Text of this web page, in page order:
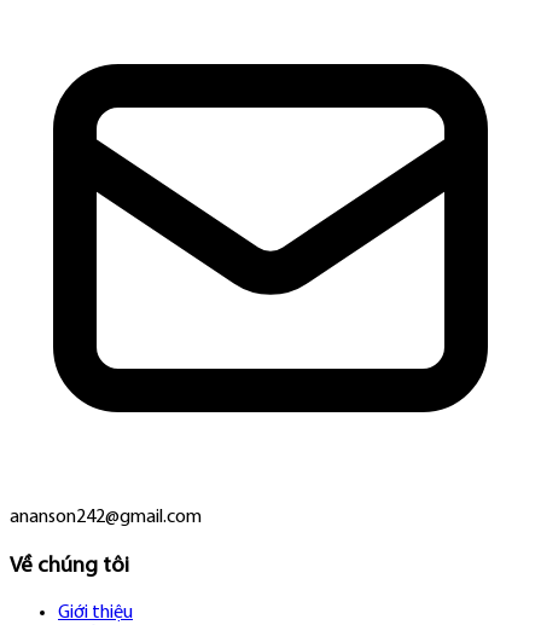
ananson242@gmail.com
Về chúng tôi
Giới thiệu